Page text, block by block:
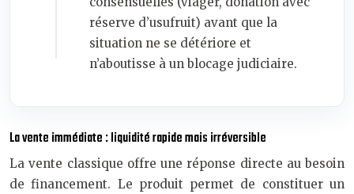
réserve d’usufruit) avant que la
situation ne se détériore et
n’aboutisse à un blocage judiciaire.
La vente immédiate : liquidité rapide mais irréversible
La vente classique offre une réponse directe au besoin
de financement. Le produit permet de constituer un